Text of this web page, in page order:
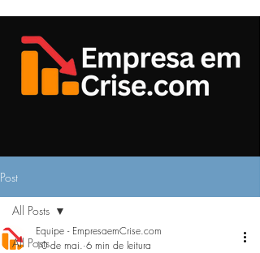
Post
All Posts
All Posts
Equipe - EmpresaemCrise.com
10 de mai. 6 min de leitura